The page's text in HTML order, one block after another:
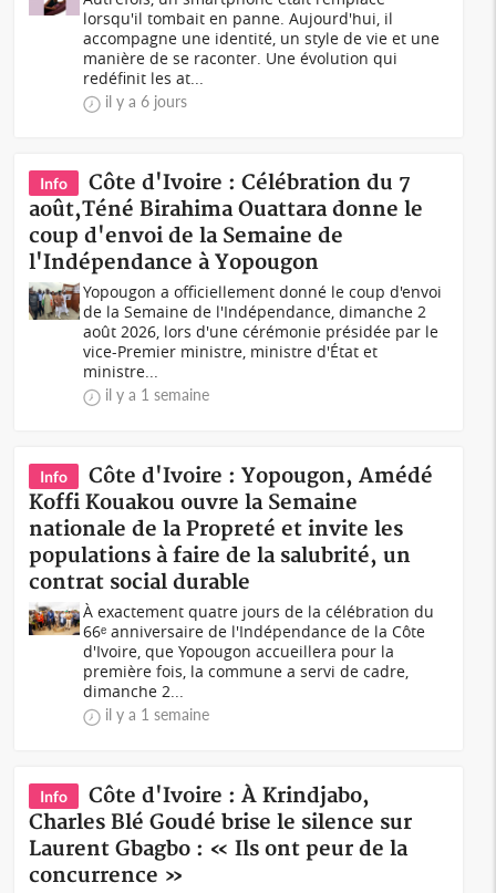
lorsqu'il tombait en panne. Aujourd'hui, il
accompagne une identité, un style de vie et une
manière de se raconter. Une évolution qui
redéfinit les at...
il y a 6 jours
Info
Côte d'Ivoire : Célébration du 7
août,Téné Birahima Ouattara donne le
coup d'envoi de la Semaine de
l'Indépendance à Yopougon
Yopougon a officiellement donné le coup d'envoi
de la Semaine de l'Indépendance, dimanche 2
août 2026, lors d'une cérémonie présidée par le
vice-Premier ministre, ministre d'État et
ministre...
il y a 1 semaine
Info
Côte d'Ivoire : Yopougon, Amédé
Koffi Kouakou ouvre la Semaine
nationale de la Propreté et invite les
populations à faire de la salubrité, un
contrat social durable
À exactement quatre jours de la célébration du
66ᵉ anniversaire de l'Indépendance de la Côte
d'Ivoire, que Yopougon accueillera pour la
première fois, la commune a servi de cadre,
dimanche 2...
il y a 1 semaine
Info
Côte d'Ivoire : À Krindjabo,
Charles Blé Goudé brise le silence sur
Laurent Gbagbo : « Ils ont peur de la
concurrence »